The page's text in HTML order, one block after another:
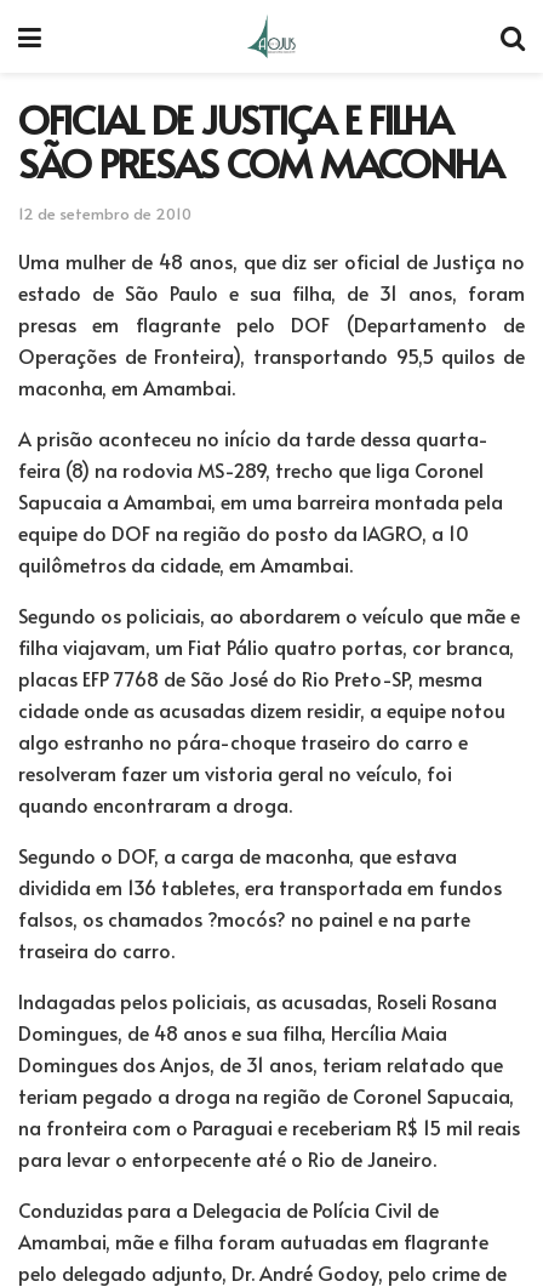
OFICIAL DE JUSTIÇA E FILHA
SÃO PRESAS COM MACONHA
12 de setembro de 2010
Uma mulher de 48 anos, que diz ser oficial de Justiça no
estado de São Paulo e sua filha, de 31 anos, foram
presas em flagrante pelo DOF (Departamento de
Operações de Fronteira), transportando 95,5 quilos de
maconha, em Amambai.
A prisão aconteceu no início da tarde dessa quarta-
feira (8) na rodovia MS-289, trecho que liga Coronel
Sapucaia a Amambai, em uma barreira montada pela
equipe do DOF na região do posto da IAGRO, a 10
quilômetros da cidade, em Amambai.
Segundo os policiais, ao abordarem o veículo que mãe e
filha viajavam, um Fiat Pálio quatro portas, cor branca,
placas EFP 7768 de São José do Rio Preto-SP, mesma
cidade onde as acusadas dizem residir, a equipe notou
algo estranho no pára-choque traseiro do carro e
resolveram fazer um vistoria geral no veículo, foi
quando encontraram a droga.
Segundo o DOF, a carga de maconha, que estava
dividida em 136 tabletes, era transportada em fundos
falsos, os chamados ?mocós? no painel e na parte
traseira do carro.
Indagadas pelos policiais, as acusadas, Roseli Rosana
Domingues, de 48 anos e sua filha, Hercília Maia
Domingues dos Anjos, de 31 anos, teriam relatado que
teriam pegado a droga na região de Coronel Sapucaia,
na fronteira com o Paraguai e receberiam R$ 15 mil reais
para levar o entorpecente até o Rio de Janeiro.
Conduzidas para a Delegacia de Polícia Civil de
Amambai, mãe e filha foram autuadas em flagrante
pelo delegado adjunto, Dr. André Godoy, pelo crime de